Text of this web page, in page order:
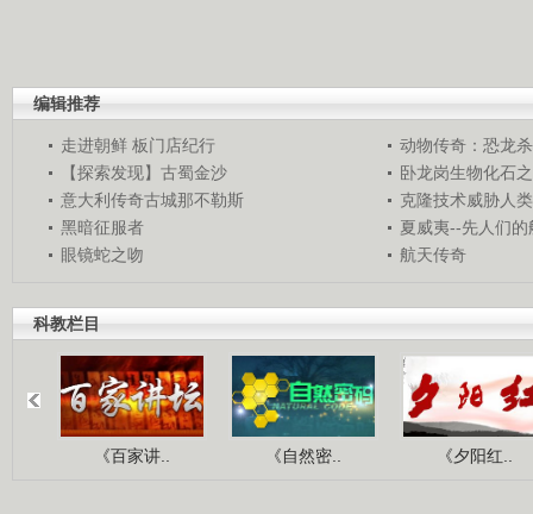
编辑推荐
走进朝鲜 板门店纪行
动物传奇：恐龙
【探索发现】古蜀金沙
卧龙岗生物化石
意大利传奇古城那不勒斯
克隆技术威胁人
黑暗征服者
夏威夷--先人们的
眼镜蛇之吻
航天传奇
科教栏目
《百家讲.. 《自然密.. 《夕阳红..